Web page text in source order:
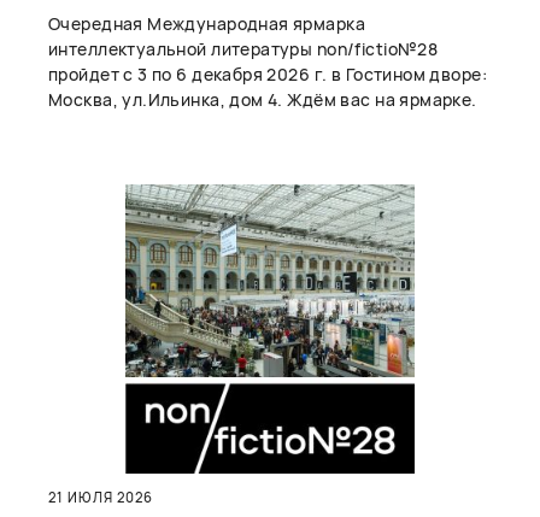
Очередная Международная ярмарка
интеллектуальной литературы non/fictio№28
пройдет с 3 по 6 декабря 2026 г. в Гостином дворе:
Москва, ул.Ильинка, дом 4. Ждём вас на ярмарке.
21 ИЮЛЯ 2026